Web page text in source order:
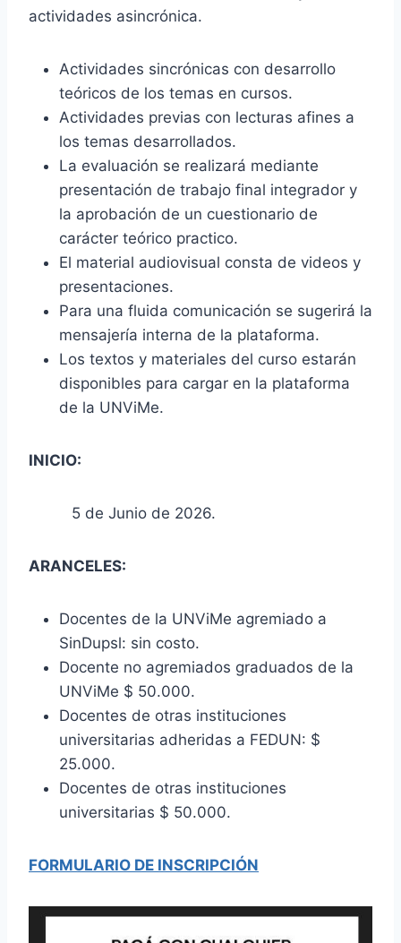
actividades asincrónica.
Actividades sincrónicas con desarrollo
teóricos de los temas en cursos.
Actividades previas con lecturas afines a
los temas desarrollados.
La evaluación se realizará mediante
presentación de trabajo final integrador y
la aprobación de un cuestionario de
carácter teórico practico.
El material audiovisual consta de videos y
presentaciones.
Para una fluida comunicación se sugerirá la
mensajería interna de la plataforma.
Los textos y materiales del curso estarán
disponibles para cargar en la plataforma
de la UNViMe.
INICIO:
5 de Junio de 2026.
ARANCELES:
Docentes de la UNViMe agremiado a
SinDupsl: sin costo.
Docente no agremiados graduados de la
UNViMe $ 50.000.
Docentes de otras instituciones
universitarias adheridas a FEDUN: $
25.000.
Docentes de otras instituciones
universitarias $ 50.000.
FORMULARIO DE INSCRIPCIÓN